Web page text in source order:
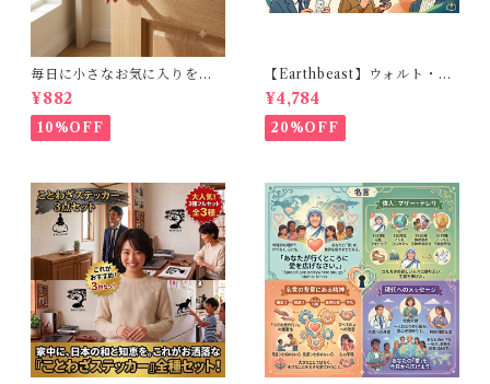
毎日に小さなお気に入りを。
Have a nice day. おしゃれな
カリグラフィー風 転写ウォー
ルステッカー (幅15cm)
¥882
10%OFF
【Earthbeast】ウォルト・デ
ィズニー、アインシュタイ
ン、ヘレン・ケラー： 空間に
貼るだけで、前向きな気持ち
が毎日よみがえる3点セット
¥4,784
20%OFF